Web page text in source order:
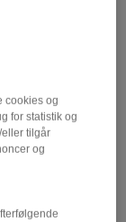
cookies og
for statistik og
tilgår
og